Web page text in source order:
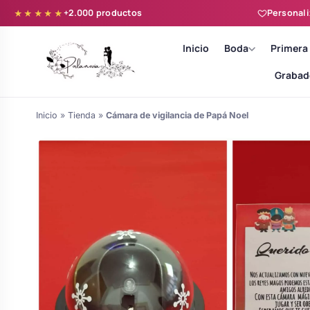
★★★★★+2.000 productos
Inicio Boda
personalizadas
de boda
Árboles de Huellas para Primera
Comunión
Batas de comunión personalizadas
para niña
Inicio » Tienda » Cámara de vigilancia de Papá Noel